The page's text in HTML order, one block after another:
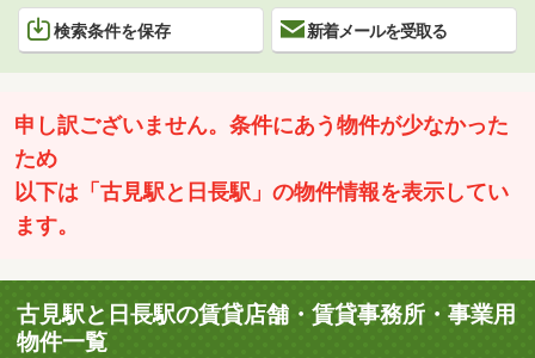
検索条件を保存 新着メールを受取る
申し訳ございません。条件にあう物件が少なかった
ため
以下は「古見駅と日長駅」の物件情報を表示してい
ます。
古見駅と日長駅の賃貸店舗・賃貸事務所・事業用
物件一覧